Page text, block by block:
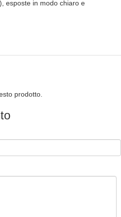
esposte in modo chiaro e
prodotto.